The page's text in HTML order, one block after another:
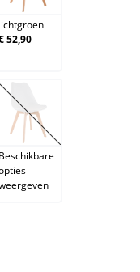
lichtgroen
52,90
wit
(Deze optie is
Beschikbare
niet beschikbaar.)
is momenteel niet